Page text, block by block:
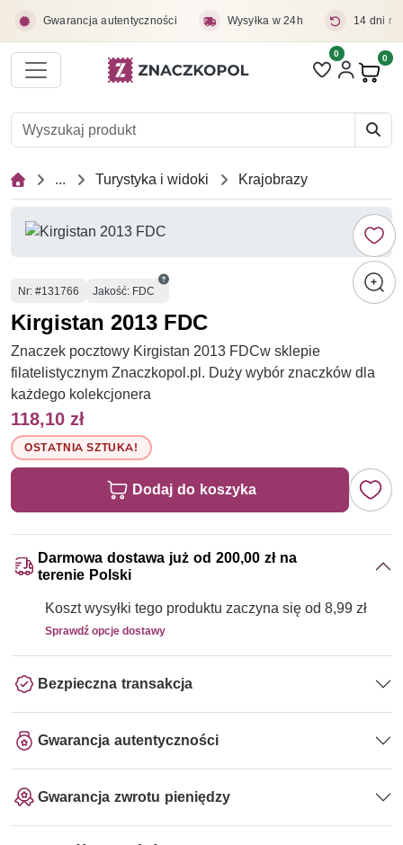
Gwarancja autentyczności Wysyłka w 24h 14 dni
Liczba pozycji
0 0
... Turystyka i widoki Krajobrazy
Numer
Nr: #131766 Jakość: FDC
Kirgistan 2013 FDC
Znaczek pocztowy Kirgistan 2013 FDCw sklepie
filatelistycznym Znaczkopol.pl. Duży wybór znaczków dla
każdego kolekcjonera
118,10 zł
OSTATNIA SZTUKA!
Dodaj do koszyka
Darmowa dostawa już od 200,00 zł na
terenie Polski
Koszt wysyłki tego produktu zaczyna się od 8,99 zł
Sprawdź opcje dostawy
Bezpieczna transakcja
Gwarancja autentyczności
Gwarancja zwrotu pieniędzy